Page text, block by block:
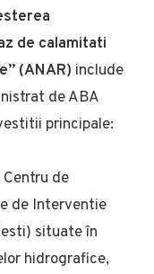
de calamitati
(ANAR) include
de ABA
principale:
de
de Interventie
situate în
hidrografice,